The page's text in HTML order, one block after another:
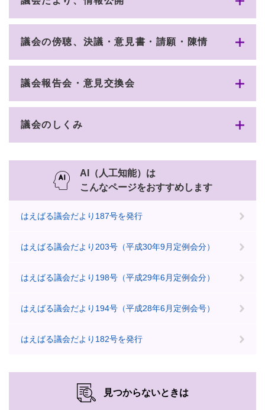
議会の傍聴、決議・意見書・請願・陳情
議会報告会・意見交換会
議会のしくみ
AI（人工知能）は
こんなページをおすすめします
はえばる議会だより187号を発行
はえばる議会だより203号（平成30年9月定例会分）
はえばる議会だより198号（平成29年6月定例会分）
はえばる議会だより194号（平成28年6月定例会号）
はえばる議会だより182号を発行
見つからないときは